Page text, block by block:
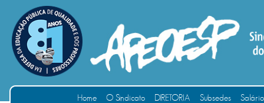
Home O Sindicato DIRETORIA Subsedes